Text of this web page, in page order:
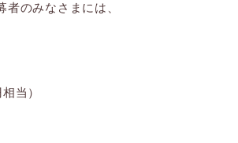
のみなさまには、
当）